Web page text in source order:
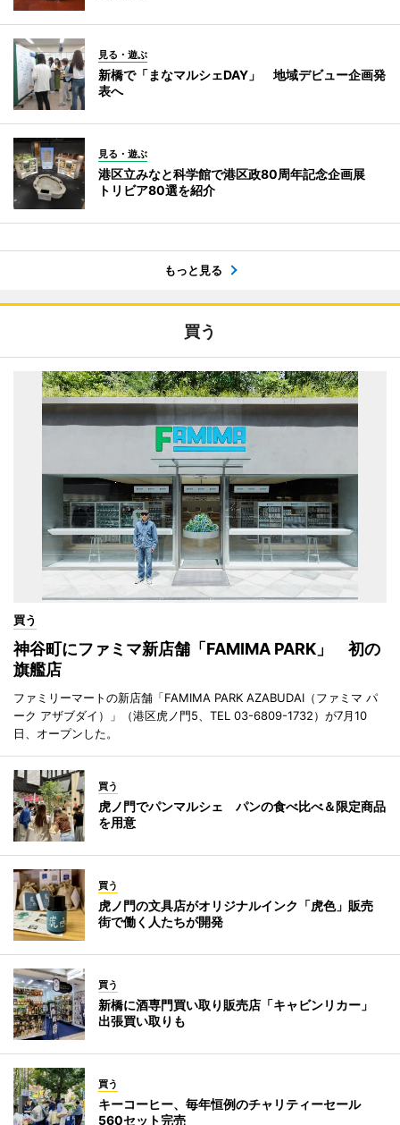
見る・遊ぶ
新橋で「まなマルシェDAY」 地域デビュー企画発
表へ
見る・遊ぶ
港区立みなと科学館で港区政80周年記念企画展
トリビア80選を紹介
もっと見る
買う
買う
神谷町にファミマ新店舗「FAMIMA PARK」 初の
旗艦店
ファミリーマートの新店舗「FAMIMA PARK AZABUDAI（ファミマ パ
ーク アザブダイ）」（港区虎ノ門5、TEL 03-6809-1732）が7月10
日、オープンした。
買う
虎ノ門でパンマルシェ パンの食べ比べ＆限定商品
を用意
買う
虎ノ門の文具店がオリジナルインク「虎色」販売
街で働く人たちが開発
買う
新橋に酒専門買い取り販売店「キャビンリカー」
出張買い取りも
買う
キーコーヒー、毎年恒例のチャリティーセール
560セット完売